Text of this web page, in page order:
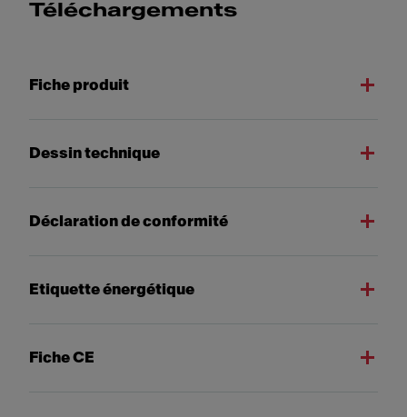
Téléchargements
Fiche produit
Dessin technique
Déclaration de conformité
Etiquette énergétique
Fiche CE